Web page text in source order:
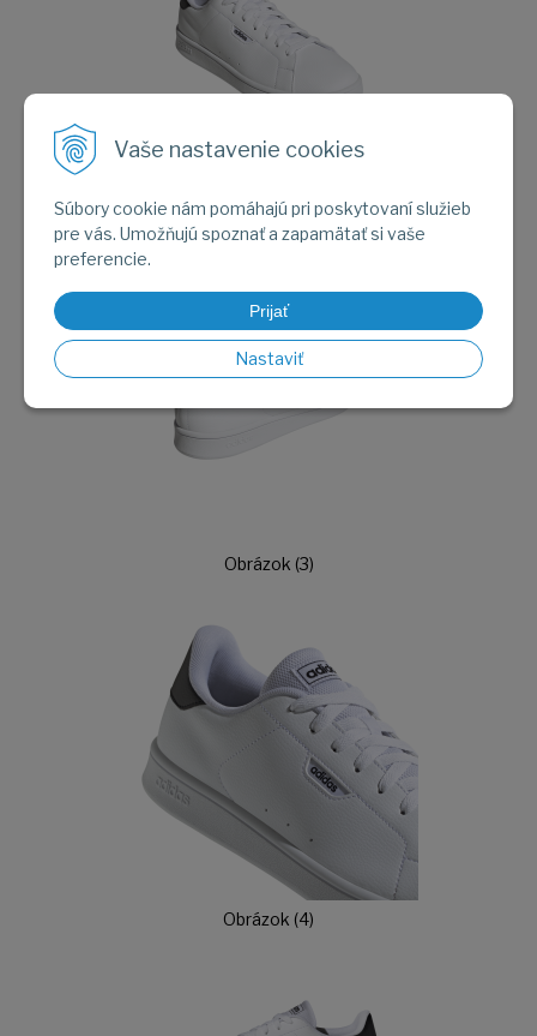
Vaše nastavenie cookies
Súbory cookie nám pomáhajú pri poskytovaní služieb
pre vás. Umožňujú spoznať a zapamätať si vaše
preferencie.
Prijať
Nastaviť
Obrázok (2)
Obrázok (3)
Obrázok (4)